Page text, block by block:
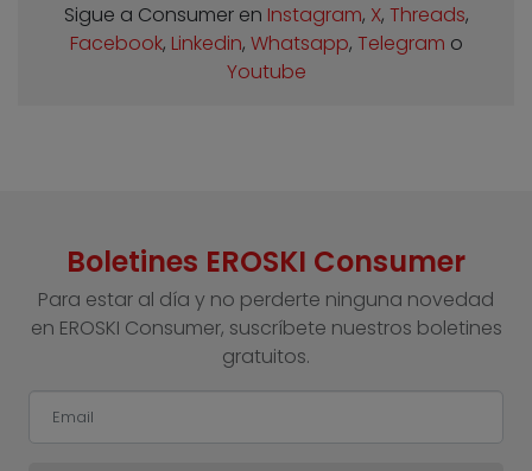
Sigue a Consumer en Instagram, X, Threads,
Facebook, Linkedin, Whatsapp, Telegram o
Youtube
Boletines EROSKI Consumer
Para estar al día y no perderte ninguna novedad
en EROSKI Consumer, suscríbete nuestros boletines
gratuitos.